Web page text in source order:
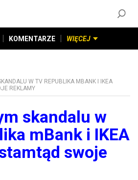
KOMENTARZE WIĘCEJ
W TV REPUBLIKA MBANK I IKEA
REKLAMY
skandalu w
mBank i IKEA
swoje